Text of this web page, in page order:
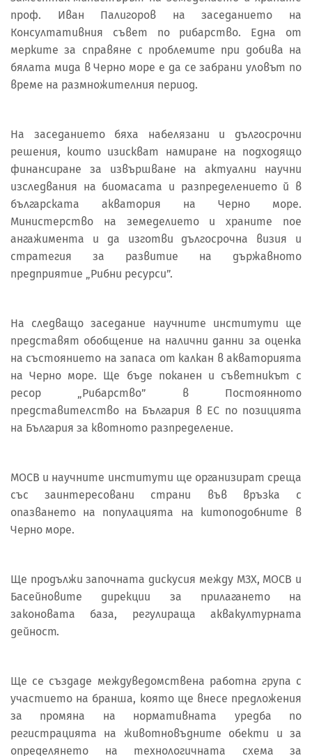
проф. Иван Палигоров на заседанието на
Консултативния съвет по рибарство. Една от
мерките за справяне с проблемите при добива на
бялата мида в Черно море е да се забрани уловът по
време на размножителния период.
На заседанието бяха набелязани и дългосрочни
решения, които изискват намиране на подходящо
финансиране за извършване на актуални научни
изследвания на биомасата и разпределението й в
българската акватория на Черно море.
Министерство на земеделието и храните пое
ангажимента и да изготви дългосрочна визия и
стратегия за развитие на държавното
предприятие „Рибни ресурси”.
На следващо заседание научните институти ще
представят обобщение на налични данни за оценка
на състоянието на запаса от калкан в акваторията
на Черно море. Ще бъде поканен и съветникът с
ресор „Рибарство” в Постоянното
представителство на България в ЕС по позицията
на България за квотното разпределение.
МОСВ и научните институти ще организират среща
със заинтересовани страни във връзка с
опазването на популацията на китоподобните в
Черно море.
Ще продължи започната дискусия между МЗХ, МОСВ и
Басейновите дирекции за прилагането на
законовата база, регулираща аквакултурната
дейност.
Ще се създаде междуведомствена работна група с
участието на бранша, която ще внесе предложения
за промяна на нормативната уредба по
регистрацията на животновъдните обекти и за
определянето на технологичната схема за